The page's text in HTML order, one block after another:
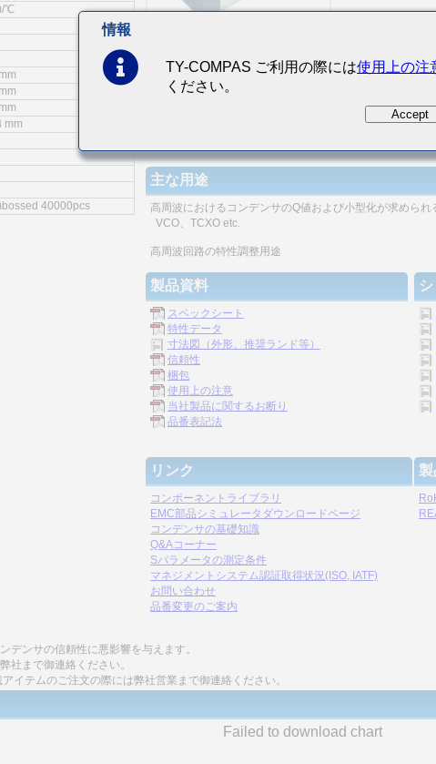
℃
mm
40000pcs
特徴
積層磁器コンデンサとしては高いQ値が高周波で得られま
主な用途
高周波におけるコンデンサのQ値および小型化が求められ
VCO、TCXO etc.
高周波回路の特性調整用途
製品資料
スペックシート
特性データ
寸法図（外形、推奨ランド等）
信頼性
梱包
使用上の注意
当社製品に関するお断り
品番表記法
リンク
コンポーネントライブラリ
EMC部品シミュレータダウンロードページ
コンデンサの基礎知識
Q&Aコーナー
Sパラメータの測定条件
マネジメントシステム認証取得状況(ISO, IATF)
お問い合わせ
品番変更のご案内
デンサの信頼性に悪影響を与えます。
社まで御連絡ください。
イテムのご注文の際には弊社営業まで御連絡ください。
Failed to download chart
情報
TY-COMPAS ご利用の際には使用上の注
ください。
Accept